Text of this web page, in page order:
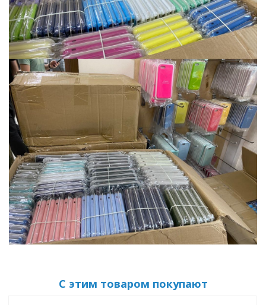
С этим товаром покупают